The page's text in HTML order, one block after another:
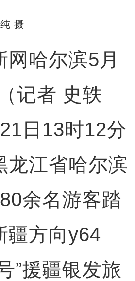
摄
哈尔滨5月
记者 史轶
日13时12分
龙江省哈尔滨
余名游客踏
疆方向y64
”援疆银发旅